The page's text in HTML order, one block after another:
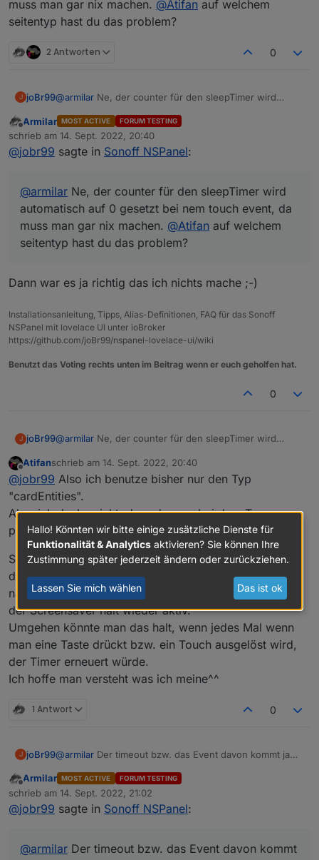
der counter für den timeout bei einem touch
event wieder von vorn beginnen.
Sollte die das hinbekommen?
muss man gar nix machen. @Atifan auf welchem
seitentyp hast du das problem?
2 Antworten 0
J joBr99@armilar Ne, der counter für den sleepTimer wird
muss man gar nix machen.@
seitentyp hast du das problem?
Offline
Armilar MOST ACTIVE FORUM TESTING
schrieb am 14. Sept. 2022, 20:40
zuletzt editiert von
@jobr99 sagte in Sonoff NSPanel:
@armilar Ne, der counter für den sleepTimer wird
automatisch auf 0 gesetzt bei nem touch event, da
muss man gar nix machen. @Atifan auf welchem
seitentyp hast du das problem?
Dann war es ja richtig das ich nichts mache ;-)
Installationsanleitung, Tipps, Alias-Definitionen, FAQ für das Sonoff
NSPanel mit lovelace UI unter ioBroker
https://github.com/joBr99/nspanel-lovelace-ui/wiki
Benutzt das Voting rechts unten im Beitrag wenn er euch geholfen hat.
0
J joBr99@armilar Ne, der counter für den sleepTimer wird
muss man gar nix machen.@Atifan
seitentyp hast du das problem?
Offline
Atifanschrieb am 14. Sept. 2022, 20:40
zuletzt editiert von
@jobr99 Also ich benutze bisher nur den Typ
"cardEntities".
Aber ich denke nicht, dass das nur bei dem Typ
passiert.
Sobald ich das Display aus dem "Standby" erwecke
durch einen Touch, fängt der Timer an zu laufen. Und
nach 20 Sekunden bzw. der eingestellten Timeout wird
der Screensaver halt wieder aktiv.
Umgehen könnte man das halt, wenn jedes Mal wenn
man eine Taste drückt bzw. ein Touch ausgelöst wird,
der Timer erneuert würde.
Ich hoffe man versteht was ich meine^^
1 Antwort 0
J joBr99@armilar Der timeout bzw. das Event davon kommt ja
dran machen, allerdings sollte der counter für den
timeout bei einem touch event wieder von vorn
beginnen.
Offline
Armilar MOST ACTIVE FORUM TESTING
schrieb am 14. Sept. 2022, 21:02
zuletzt editiert von
@jobr99 sagte in Sonoff NSPanel:
@armilar Der timeout bzw. das Event davon kommt
Hallo! Könnten wir bitte einige zusätzliche Dienste für
Funktionalität & Analytics aktivieren? Sie können Ihre
Zustimmung später jederzeit ändern oder zurückziehen.
Lassen Sie mich wählen Das ist ok